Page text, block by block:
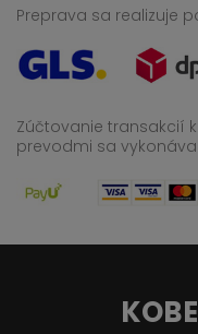
Preprava sa realizuje
Zúčtovanie transakcií
prevodmi sa vykonáva